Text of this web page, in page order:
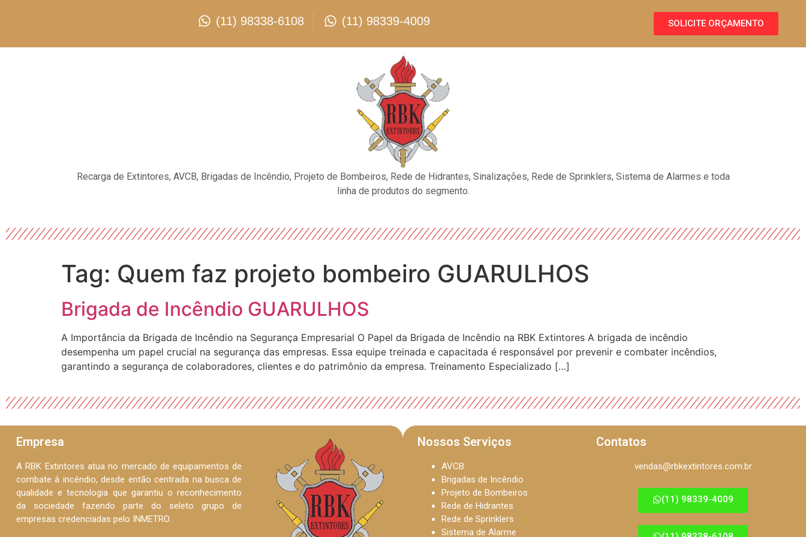
(11) 98338-6108 (11) 98339-4009 SOLICITE ORÇAMENTO
Recarga de Extintores, AVCB, Brigadas de Incêndio, Projeto de Bombeiros, Rede de Hidrantes, Sinalizações, Rede de Sprinklers, Sistema de Alarmes e toda
linha de produtos do segmento.
Tag: Quem faz projeto bombeiro GUARULHOS
Brigada de Incêndio GUARULHOS
A Importância da Brigada de Incêndio na Segurança Empresarial O Papel da Brigada de Incêndio na RBK Extintores A brigada de incêndio
desempenha um papel crucial na segurança das empresas. Essa equipe treinada e capacitada é responsável por prevenir e combater incêndios,
garantindo a segurança de colaboradores, clientes e do patrimônio da empresa. Treinamento Especializado […]
Empresa
A RBK Extintores atua no mercado de equipamentos de
combate à incêndio, desde então centrada na busca de
qualidade e tecnologia que garantiu o reconhecimento
da sociedade fazendo parte do seleto grupo de
empresas credenciadas pelo INMETRO.
Nossos Serviços
AVCB
Brigadas de Incêndio
Projeto de Bombeiros
Rede de Hidrantes
Rede de Sprinklers
Sistema de Alarme
Contatos
vendas@rbkextintores.com.br
(11) 98339-4009